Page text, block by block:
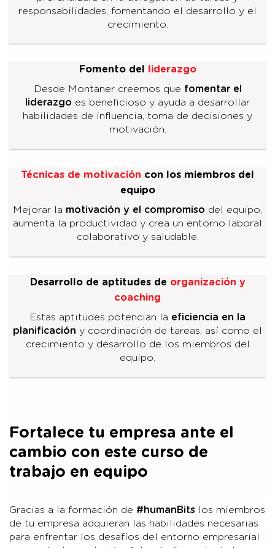
responsabilidades, fomentando el desarrollo y el
crecimiento.
Fomento del liderazgo
Desde Montaner creemos que fomentar el
liderazgo es beneficioso y ayuda a desarrollar
habilidades de influencia, toma de decisiones y
motivación.
Técnicas de motivación con los miembros del
equipo
Mejorar la motivación y el compromiso del equipo,
aumenta la productividad y crea un entorno laboral
colaborativo y saludable.
Desarrollo de aptitudes de organización y
coaching
Estas aptitudes potencian la eficiencia en la
planificación y coordinación de tareas, así como el
crecimiento y desarrollo de los miembros del
equipo.
Fortalece tu empresa ante el
cambio con este curso de
trabajo en equipo
Gracias a la formación de #humanBits los miembros
de tu empresa adquieran las habilidades necesarias
para enfrentar los desafíos del entorno empresarial